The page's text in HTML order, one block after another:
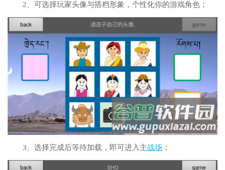
2、可选择玩家头像与搭档形象，个性化你的游戏角色；
3、选择完成后等待加载，即可进入主战场 ；